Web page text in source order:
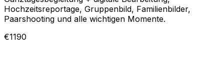
Hochzeitsreportage, Gruppenbild, Familienbilder,
Paarshooting und alle wichtigen Momente.
€1190